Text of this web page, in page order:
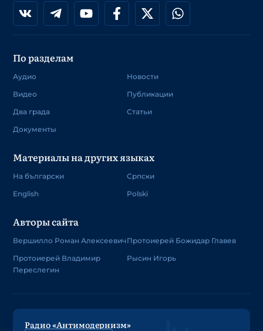
По разделам
Аудио
Видео
Два града
Документы
Новости
Публикации
Статьи
Материалы на других языках
На български
English
Српски
Polski
Авторы сайта
Вершилло Роман Алексеевич
Протоиерей Владимир
Переслегин
Протоиерей Божидар Главев
Рысин Игорь
Радио «Антимодернизм»